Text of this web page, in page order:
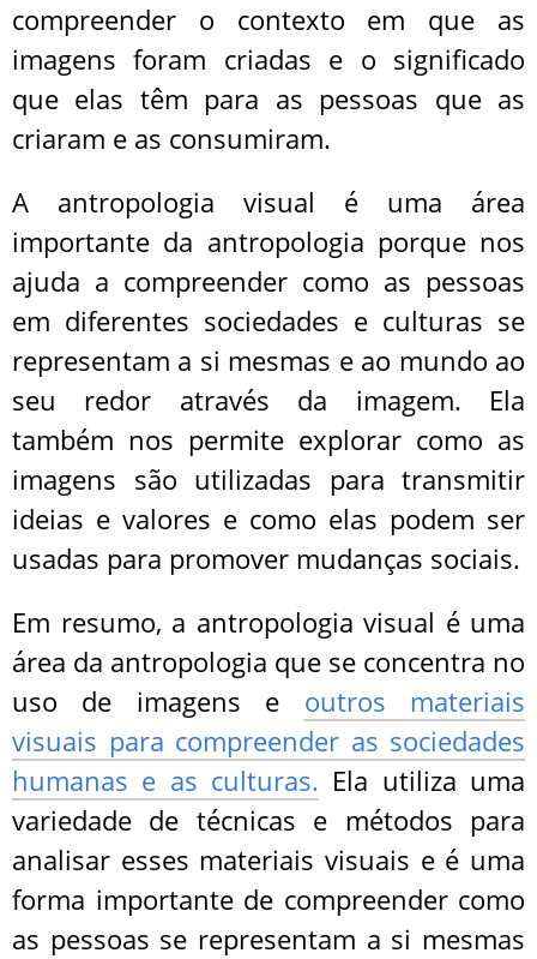
compreender o contexto em que as
imagens foram criadas e o significado
que elas têm para as pessoas que as
criaram e as consumiram.
A antropologia visual é uma área
importante da antropologia porque nos
ajuda a compreender como as pessoas
em diferentes sociedades e culturas se
representam a si mesmas e ao mundo ao
seu redor através da imagem. Ela
também nos permite explorar como as
imagens são utilizadas para transmitir
ideias e valores e como elas podem ser
usadas para promover mudanças sociais.
Em resumo, a antropologia visual é uma
área da antropologia que se concentra no
uso de imagens e outros materiais
visuais para compreender as sociedades
humanas e as culturas. Ela utiliza uma
variedade de técnicas e métodos para
analisar esses materiais visuais e é uma
forma importante de compreender como
as pessoas se representam a si mesmas